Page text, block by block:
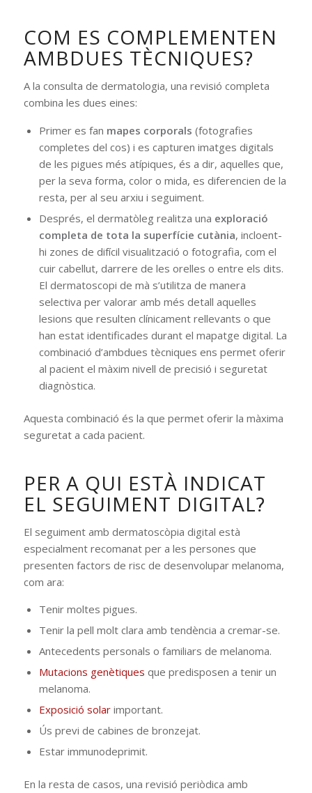
COM ES COMPLEMENTEN
AMBDUES TÈCNIQUES?
A la consulta de dermatologia, una revisió completa
combina les dues eines:
Primer es fan mapes corporals (fotografies
completes del cos) i es capturen imatges digitals
de les pigues més atípiques, és a dir, aquelles que,
per la seva forma, color o mida, es diferencien de la
resta, per al seu arxiu i seguiment.
Després, el dermatòleg realitza una exploració
completa de tota la superfície cutània, incloent-
hi zones de difícil visualització o fotografia, com el
cuir cabellut, darrere de les orelles o entre els dits.
El dermatoscopi de mà s’utilitza de manera
selectiva per valorar amb més detall aquelles
lesions que resulten clínicament rellevants o que
han estat identificades durant el mapatge digital. La
combinació d’ambdues tècniques ens permet oferir
al pacient el màxim nivell de precisió i seguretat
diagnòstica.
Aquesta combinació és la que permet oferir la màxima
seguretat a cada pacient.
PER A QUI ESTÀ INDICAT
EL SEGUIMENT DIGITAL?
El seguiment amb dermatoscòpia digital està
especialment recomanat per a les persones que
presenten factors de risc de desenvolupar melanoma,
com ara:
Tenir moltes pigues.
Tenir la pell molt clara amb tendència a cremar-se.
Antecedents personals o familiars de melanoma.
Mutacions genètiques que predisposen a tenir un
melanoma.
Exposició solarimportant.
Ús previ de cabines de bronzejat.
Estar immunodeprimit.
En la resta de casos, una revisió periòdica amb